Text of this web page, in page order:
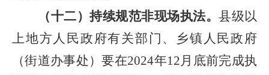
（十二）持续规范非现场执法。 县级以
上地方人民政府有关部门、乡镇人民政府
（街道办事处）要在2024年12月底前完成执